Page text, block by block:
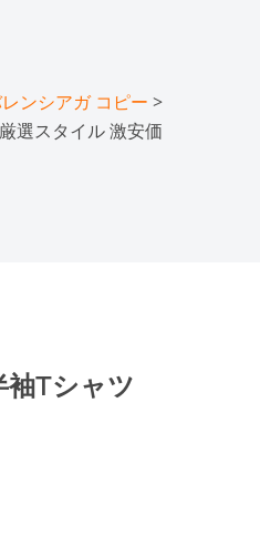
ンシアガ コピー >
選スタイル 激安価
袖Tシャツ